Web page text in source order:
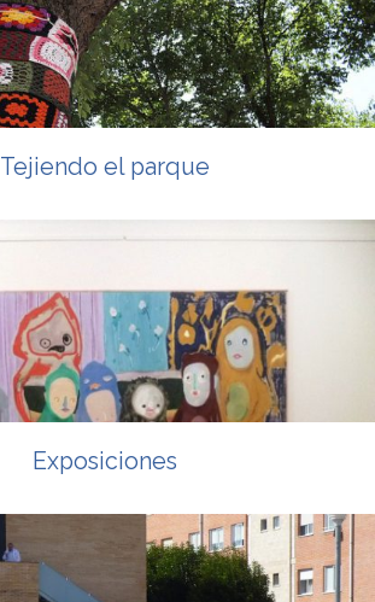
Tejiendo el parque
Exposiciones